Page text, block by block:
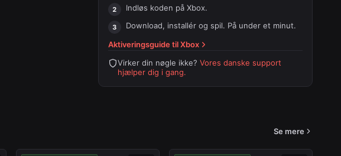
Indløs koden påXbox.
Download, installér og spil. På under et minut.
Aktiveringsguide tilXbox
Virker din nøgle ikke? Vores danske support
hjælper dig i gang.
Se mere